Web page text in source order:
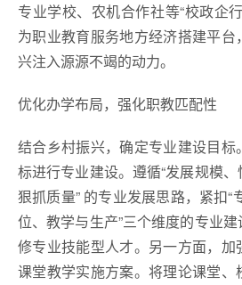
专业学校、农机合作社等“校政企
为职业教育服务地方经济搭建平
兴注入源源不竭的动力。
优化办学布局，强化职教匹配性
结合乡村振兴，确定专业建设目标
标进行专业建设。遵循“发展规模、
狠抓质量” 的专业发展思路，紧扣“
位、教学与生产”三个维度的专业
修专业技能型人才。另一方面，加
课堂教学实施方案。将理论课堂、